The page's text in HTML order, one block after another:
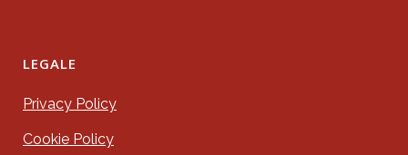
LEGALE
Privacy Policy
Cookie Policy